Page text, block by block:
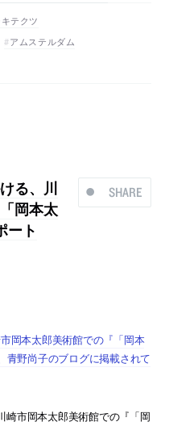
テクツ
アムステルダム
SHARE
る、川
岡本太
ート
岡本太郎美術館での『「岡本
青野尚子のブログに掲載されて
崎市岡本太郎美術館での『「岡